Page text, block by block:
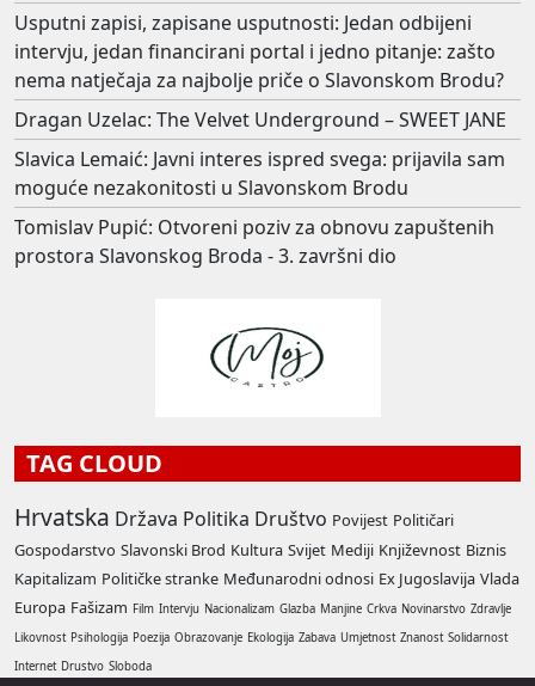
Usputni zapisi, zapisane usputnosti: Jedan odbijeni
intervju, jedan financirani portal i jedno pitanje: zašto
nema natječaja za najbolje priče o Slavonskom Brodu?
Dragan Uzelac: The Velvet Underground – SWEET JANE
Slavica Lemaić: Javni interes ispred svega: prijavila sam
moguće nezakonitosti u Slavonskom Brodu
Tomislav Pupić: Otvoreni poziv za obnovu zapuštenih
prostora Slavonskog Broda - 3. završni dio
TAG CLOUD
Hrvatska Država Politika Društvo Povijest Političari
Gospodarstvo Slavonski Brod Kultura Svijet Mediji Književnost Biznis
Kapitalizam Političke stranke Međunarodni odnosi Ex Jugoslavija Vlada
Europa Fašizam Film Intervju Nacionalizam Glazba Manjine Crkva Novinarstvo Zdravlje
Likovnost Psihologija Poezija Obrazovanje Ekologija Zabava Umjetnost Znanost Solidarnost
Internet Drustvo Sloboda